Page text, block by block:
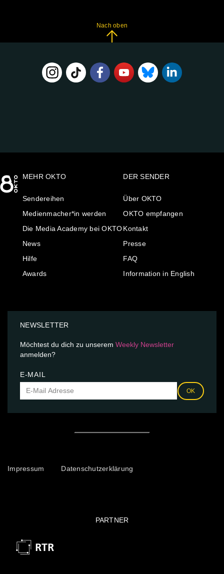
Nach oben
MEHR OKTO
Sendereihen
Medienmacher*in werden
Die Media Academy bei OKTO
News
Hilfe
Awards
DER SENDER
Über OKTO
OKTO empfangen
Kontakt
Presse
FAQ
Information in English
NEWSLETTER
Möchtest du dich zu unserem Weekly Newsletter
anmelden?
E-MAIL
OK
Impressum Datenschutzerklärung
PARTNER